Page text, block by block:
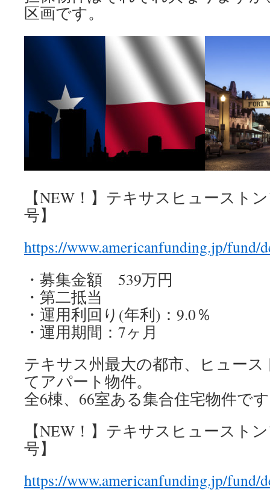
区画です。
【NEW！】テキサスヒュースト
号】
https://www.americanfunding.jp/fund/
・募集金額 539万円
・第二抵当
・運用利回り(年利)：9.0％
・運用期間：7ヶ月
テキサス州最大の都市、
ヒュー
てアパート物件。
全6棟、66室ある集合住宅物件で
【NEW！】テキサスヒュースト
号】
https://www.americanfunding.jp/fund/